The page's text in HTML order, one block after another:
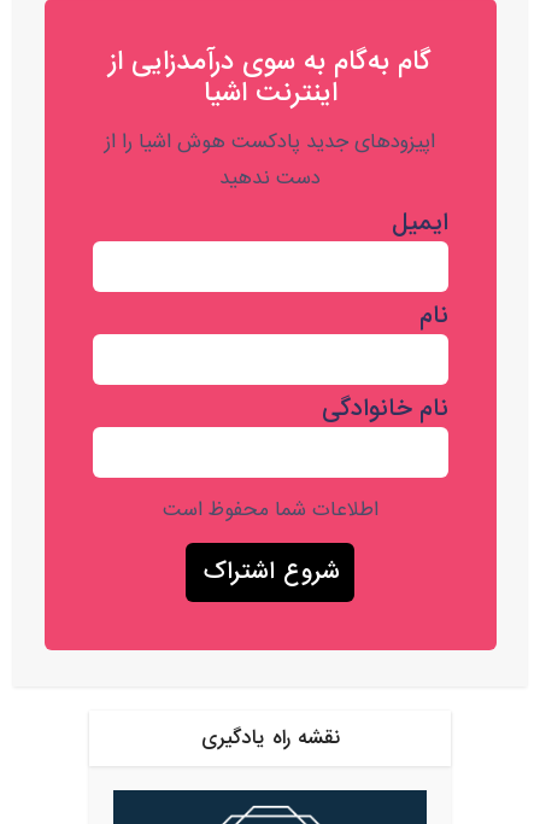
گام به‌گام به‌ سوی درآمدزایی از
اینترنت اشیا
اپیزودهای جدید پادکست هوش اشیا را از
دست ندهید
ایمیل
نام
نام خانوادگی
اطلاعات شما محفوظ است
نقشه راه یادگیری